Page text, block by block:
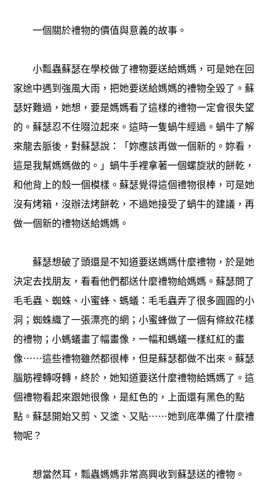
一個關於禮物的價值與意義的故事。
小瓢蟲蘇瑟在學校做了禮物要送給媽媽，可是她在回
家途中遇到強風大雨，把她要送給媽媽的禮物全毀了。蘇
瑟好難過，她想，要是媽媽看了這樣的禮物一定會很失望
的。蘇瑟忍不住啜泣起來。這時一隻蝸牛經過。蝸牛了解
來龍去脈後，對蘇瑟說：「妳應該再做一個新的。妳看，
這是我幫媽媽做的。」蝸牛手裡拿著一個螺旋狀的餅乾，
和他背上的殼一個模樣。蘇瑟覺得這個禮物很棒，可是她
沒有烤箱，沒辦法烤餅乾，不過她接受了蝸牛的建議，再
做一個新的禮物送給媽媽。
蘇瑟想破了頭還是不知道要送媽媽什麼禮物，於是她
決定去找朋友，看看他們都送什麼禮物給媽媽。蘇瑟問了
毛毛蟲、蜘蛛、小蜜蜂、螞蟻：毛毛蟲弄了很多圓圓的小
洞；蜘蛛織了一張漂亮的網；小蜜蜂做了一個有條紋花樣
的禮物；小螞蟻畫了幅畫像，一幅和螞蟻一樣紅紅的畫
像⋯⋯這些禮物雖然都很棒，但是蘇瑟都做不出來。蘇瑟
腦筋裡轉呀轉，終於，她知道要送什麼禮物給媽媽了。這
個禮物看起來跟她很像，是紅色的，上面還有黑色的點
點。蘇瑟開始又剪、又塗、又貼⋯⋯她到底準備了什麼禮
物呢？
想當然耳，瓢蟲媽媽非常高興收到蘇瑟送的禮物。